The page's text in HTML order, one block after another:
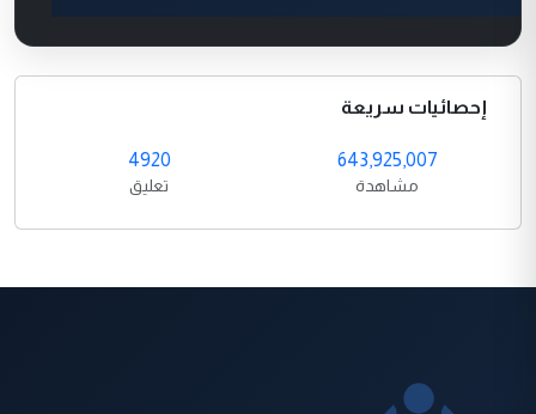
إحصائيات سريعة
643,925,007
مشاهدة
4920
تعليق